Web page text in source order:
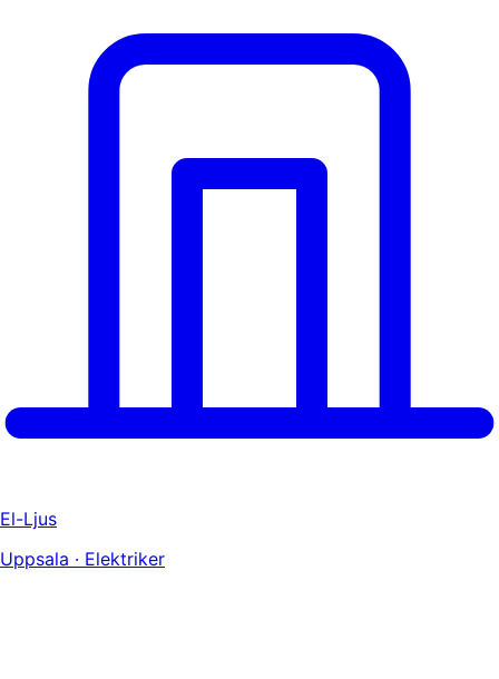
El-Ljus
Uppsala · Elektriker